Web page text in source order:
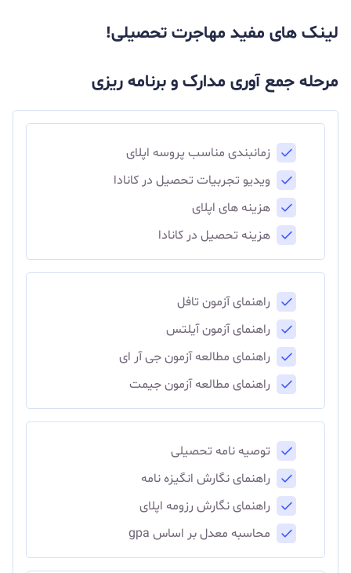
لینک های مفید مهاجرت تحصیلی!
مرحله جمع آوری مدارک و برنامه ریزی
زمانبندی مناسب پروسه اپلای
ویدیو تجربیات تحصیل در کانادا
هزینه های اپلای
هزینه تحصیل در کانادا
راهنمای آزمون تافل
راهنمای آزمون آیلتس
راهنمای مطالعه آزمون جی آر ای
راهنمای مطالعه آزمون جیمت
توصیه نامه تحصیلی
راهنمای نگارش انگیزه نامه
راهنمای نگارش رزومه اپلای
محاسبه معدل بر اساس gpa